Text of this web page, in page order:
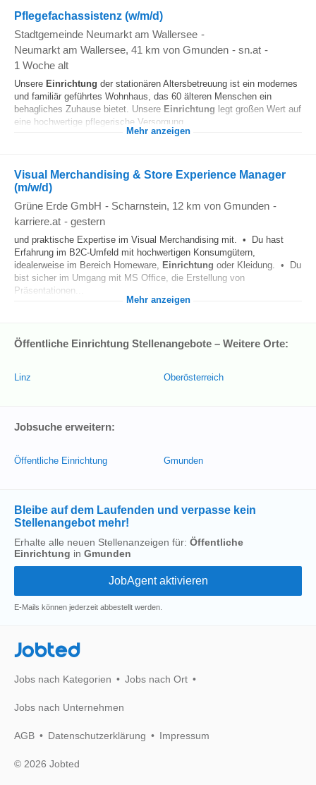
Pflegefachassistenz (w/m/d)
Stadtgemeinde Neumarkt am Wallersee -
Neumarkt am Wallersee, 41 km von Gmunden - sn.at -
1 Woche alt
Unsere Einrichtung der stationären Altersbetreuung ist ein modernes
und familiär geführtes Wohnhaus, das 60 älteren Menschen ein
behagliches Zuhause bietet. Unsere Einrichtung legt großen Wert auf
eine hochwertige pflegerische Versorgung...
Mehr anzeigen
Visual Merchandising & Store Experience Manager
(m/w/d)
Grüne Erde GmbH - Scharnstein, 12 km von Gmunden -
karriere.at - gestern
und praktische Expertise im Visual Merchandising mit. • Du hast
Erfahrung im B2C-Umfeld mit hochwertigen Konsumgütern,
idealerweise im Bereich Homeware, Einrichtung oder Kleidung. • Du
bist sicher im Umgang mit MS Office, die Erstellung von
Präsentationen...
Mehr anzeigen
Öffentliche Einrichtung Stellenangebote – Weitere Orte:
Linz Oberösterreich
Jobsuche erweitern:
Öffentliche Einrichtung Gmunden
Bleibe auf dem Laufenden und verpasse kein
Stellenangebot mehr!
Erhalte alle neuen Stellenanzeigen für: Öffentliche
Einrichtung in Gmunden
E-Mails können jederzeit abbestellt werden.
Jobted
Jobs nach Kategorien Jobs nach Ort
Jobs nach Unternehmen
AGB Datenschutzerklärung Impressum
© 2026 Jobted